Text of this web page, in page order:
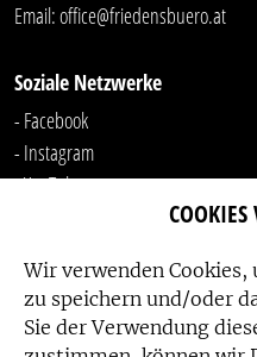
COOKIES
Wir verwenden
zu speichern und/oder
Sie der Verwendung
Email:office@friedensbuero.at
Soziale Netzwerke
- Facebook
- Instagram
- YouTube